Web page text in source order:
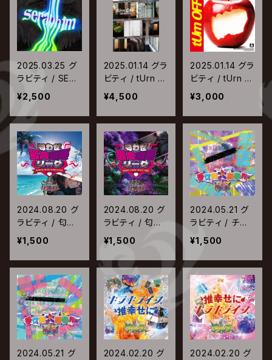
2025.03.25 グ
ラビティ / SERA
PH1M
¥2,500
2025.01.14 グラ
ビティ / tUrn O
FF【初回限定
盤】
¥4,500
2025.01.14 グラ
ビティ / tUrn O
FF【通常盤】
¥3,000
2024.08.20 グ
ラビティ / 匂わ
せ最高最悪リー
グ【最高トロピカ
ル盤】
¥1,500
2024.08.20 グ
ラビティ / 匂わ
せ最高最悪リー
グ【最悪毒ガス
盤】
¥1,500
2024.05.21 グ
ラビティ / チケ
発大闘争!!【Typ
e-A】
¥1,500
2024.05.21 グ
2024.02.20 グ
2024.02.20 グ